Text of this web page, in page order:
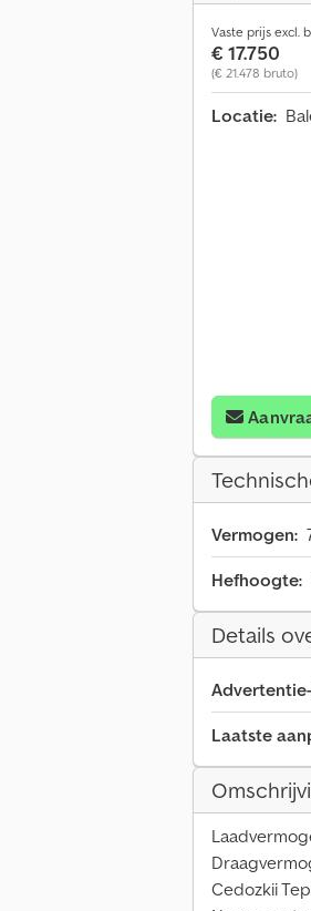
Vaste prijs excl.
€ 17.750
(€ 21.478 bruto)
Locatie:
Vermogen:
Hefhoogte:
Details
Laatste
Cedozkii